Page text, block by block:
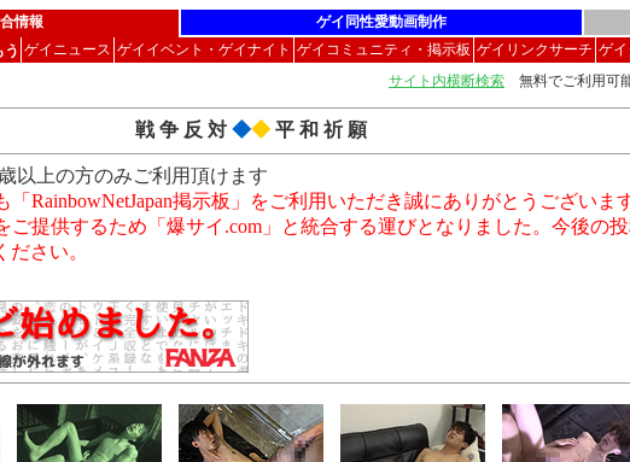
情報 ゲイ同性愛動画制作
う ゲイニュース ゲイイベント・ゲイナイト ゲイコミュニティ・掲示板 ゲイリンクサーチ ゲ
サイト内横断検索 無料でご利用可
戦 争 反 対 ◆◆ 平 和 祈 願
以上の方のみご利用頂けます
RainbowNetJapan掲示板」をご利用いただき誠にありがとうございま
提供するため「爆サイ.com」と統合する運びとなりました。今後の投
さい。